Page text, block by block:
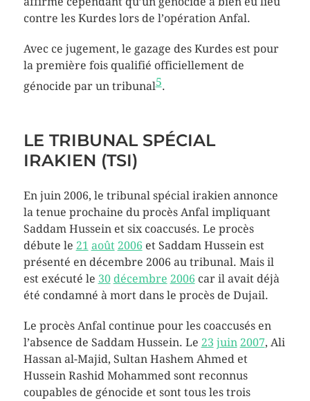
contre les Kurdes lors de l’opération Anfal.
Avec ce jugement, le gazage des Kurdes est pour
la première fois qualifié officiellement de
génocide par un tribunal5.
LE TRIBUNAL SPÉCIAL
IRAKIEN (TSI)
En juin 2006, le tribunal spécial irakien annonce
la tenue prochaine du procès Anfal impliquant
Saddam Hussein et six coaccusés. Le procès
débute le 21 août 2006 et Saddam Hussein est
présenté en décembre 2006 au tribunal. Mais il
est exécuté le 30 décembre 2006 car il avait déjà
été condamné à mort dans le procès de Dujail.
Le procès Anfal continue pour les coaccusés en
l’absence de Saddam Hussein. Le 23 juin 2007, Ali
Hassan al-Majid, Sultan Hashem Ahmed et
Hussein Rashid Mohammed sont reconnus
coupables de génocide et sont tous les trois